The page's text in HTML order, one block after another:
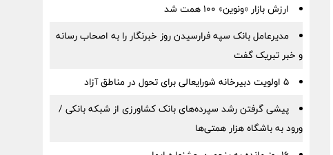
ارزش بازار «ونوین» 100 همت شد
مدیرعامل بانک سپه فرارسیدن روز خبرنگار را به اصحاب رسانه
و خبر تبریک گفت
5 اولویت دبیرخانه شورایعالی برای تحول در مناطق آزاد
پیشی گرفتن رشد سپرده‌های بانک کشاورزی از شبکه بانکی /
ورود به باشگاه هزار همتی‌ها